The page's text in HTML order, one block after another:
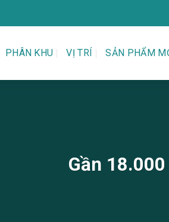
PHÂN KHU VỊ TRÍ SẢN PHẨM
Gần